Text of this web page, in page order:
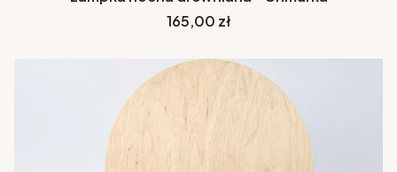
Cena
165,00 zł